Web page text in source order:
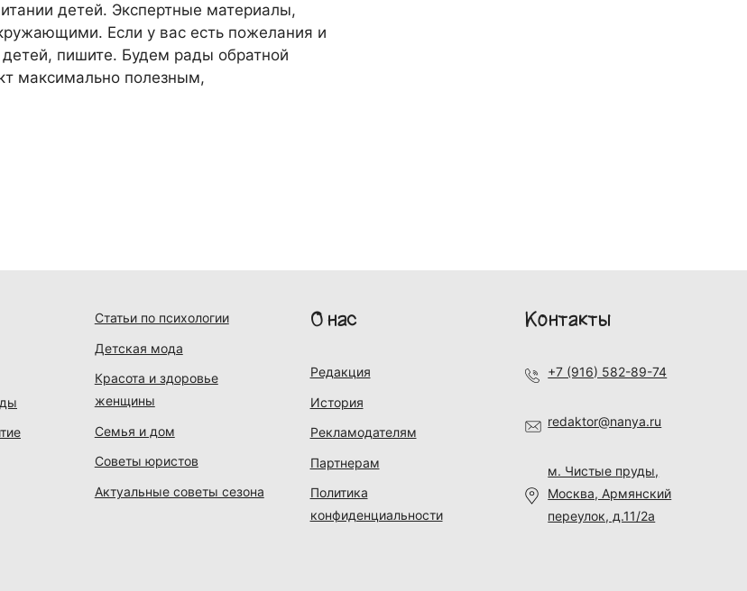
детей. Экспертные материалы,
Если у вас есть пожелания и
пишите. Будем рады обратной
максимально полезным,
Статьи по психологии
Детская мода
Красота и здоровье
женщины
Семья и дом
Советы юристов
Актуальные советы сезона
О нас
Редакция
История
Рекламодателям
Партнерам
Политика
конфиденциальности
Контакты
+7 (916) 582-89-74
redaktor@nanya.ru
м. Чистые пруды,
Москва, Армянский
переулок, д.11/2а